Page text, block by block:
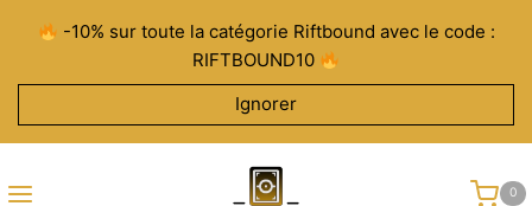
contenu
-10% sur toute la catégorie Riftbound avec le code :
RIFTBOUND10
Ignorer
0